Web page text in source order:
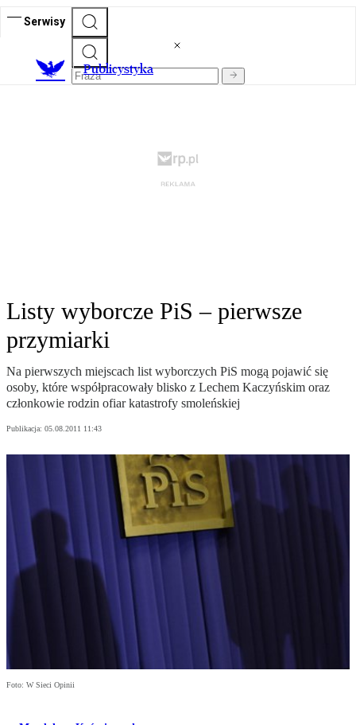
Serwisy
Publicystyka
Listy wyborcze PiS – pierwsze
przymiarki
Na pierwszych miejscach list wyborczych PiS mogą pojawić się
osoby, które współpracowały blisko z Lechem Kaczyńskim oraz
członkowie rodzin ofiar katastrofy smoleńskiej
Publikacja: 05.08.2011 11:43
Foto: W Sieci Opinii